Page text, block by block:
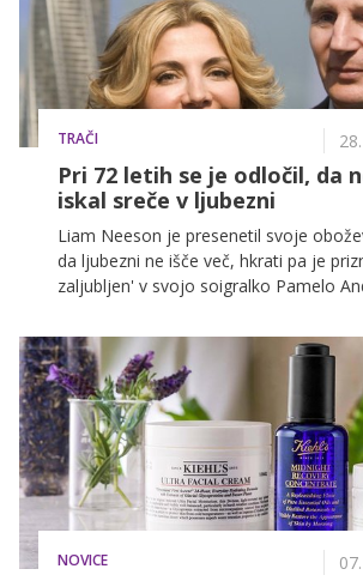
TRAČI
Pri 72 letih se je odločil, da
iskal sreče v ljubezni
Liam Neeson je presenetil svoje
da ljubezni ne išče več, hkrati pa je
zaljubljen' v svojo soigralko Pamelo
NOVICE